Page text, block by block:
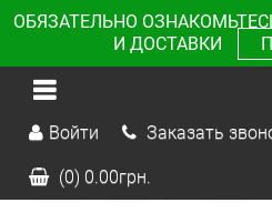
ОБЯЗАТЕЛЬНО
И ДОСТАВКИ
Войти Заказать
(0) 0.00грн.